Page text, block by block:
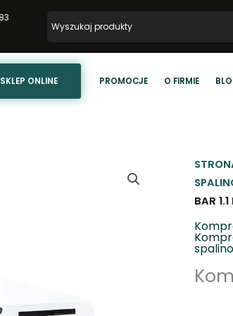
SKLEP ONLINE PROMOCJE O FIRMIE
BAR